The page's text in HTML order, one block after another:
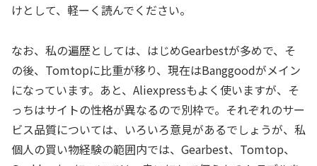
けとして、軽ーく読んでください。
なお、私の遍歴としては、はじめGearbestが多めで、そ
の後、Tomtopに比重が移り、現在はBanggoodがメイン
になっています。あと、Aliexpressもよく使いますが、そ
っちはサイトの性格が異なるので別枠で。それぞれのサー
ビス品質については、いろいろ意見があるでしょうが、私
個人の買い物経験の範囲内では、Gearbest、Tomtop、